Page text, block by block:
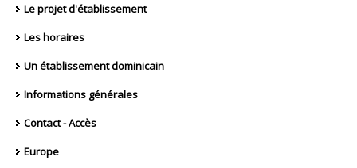
Le projet d'établissement
Les horaires
Un établissement dominicain
Informations générales
Contact - Accès
Europe